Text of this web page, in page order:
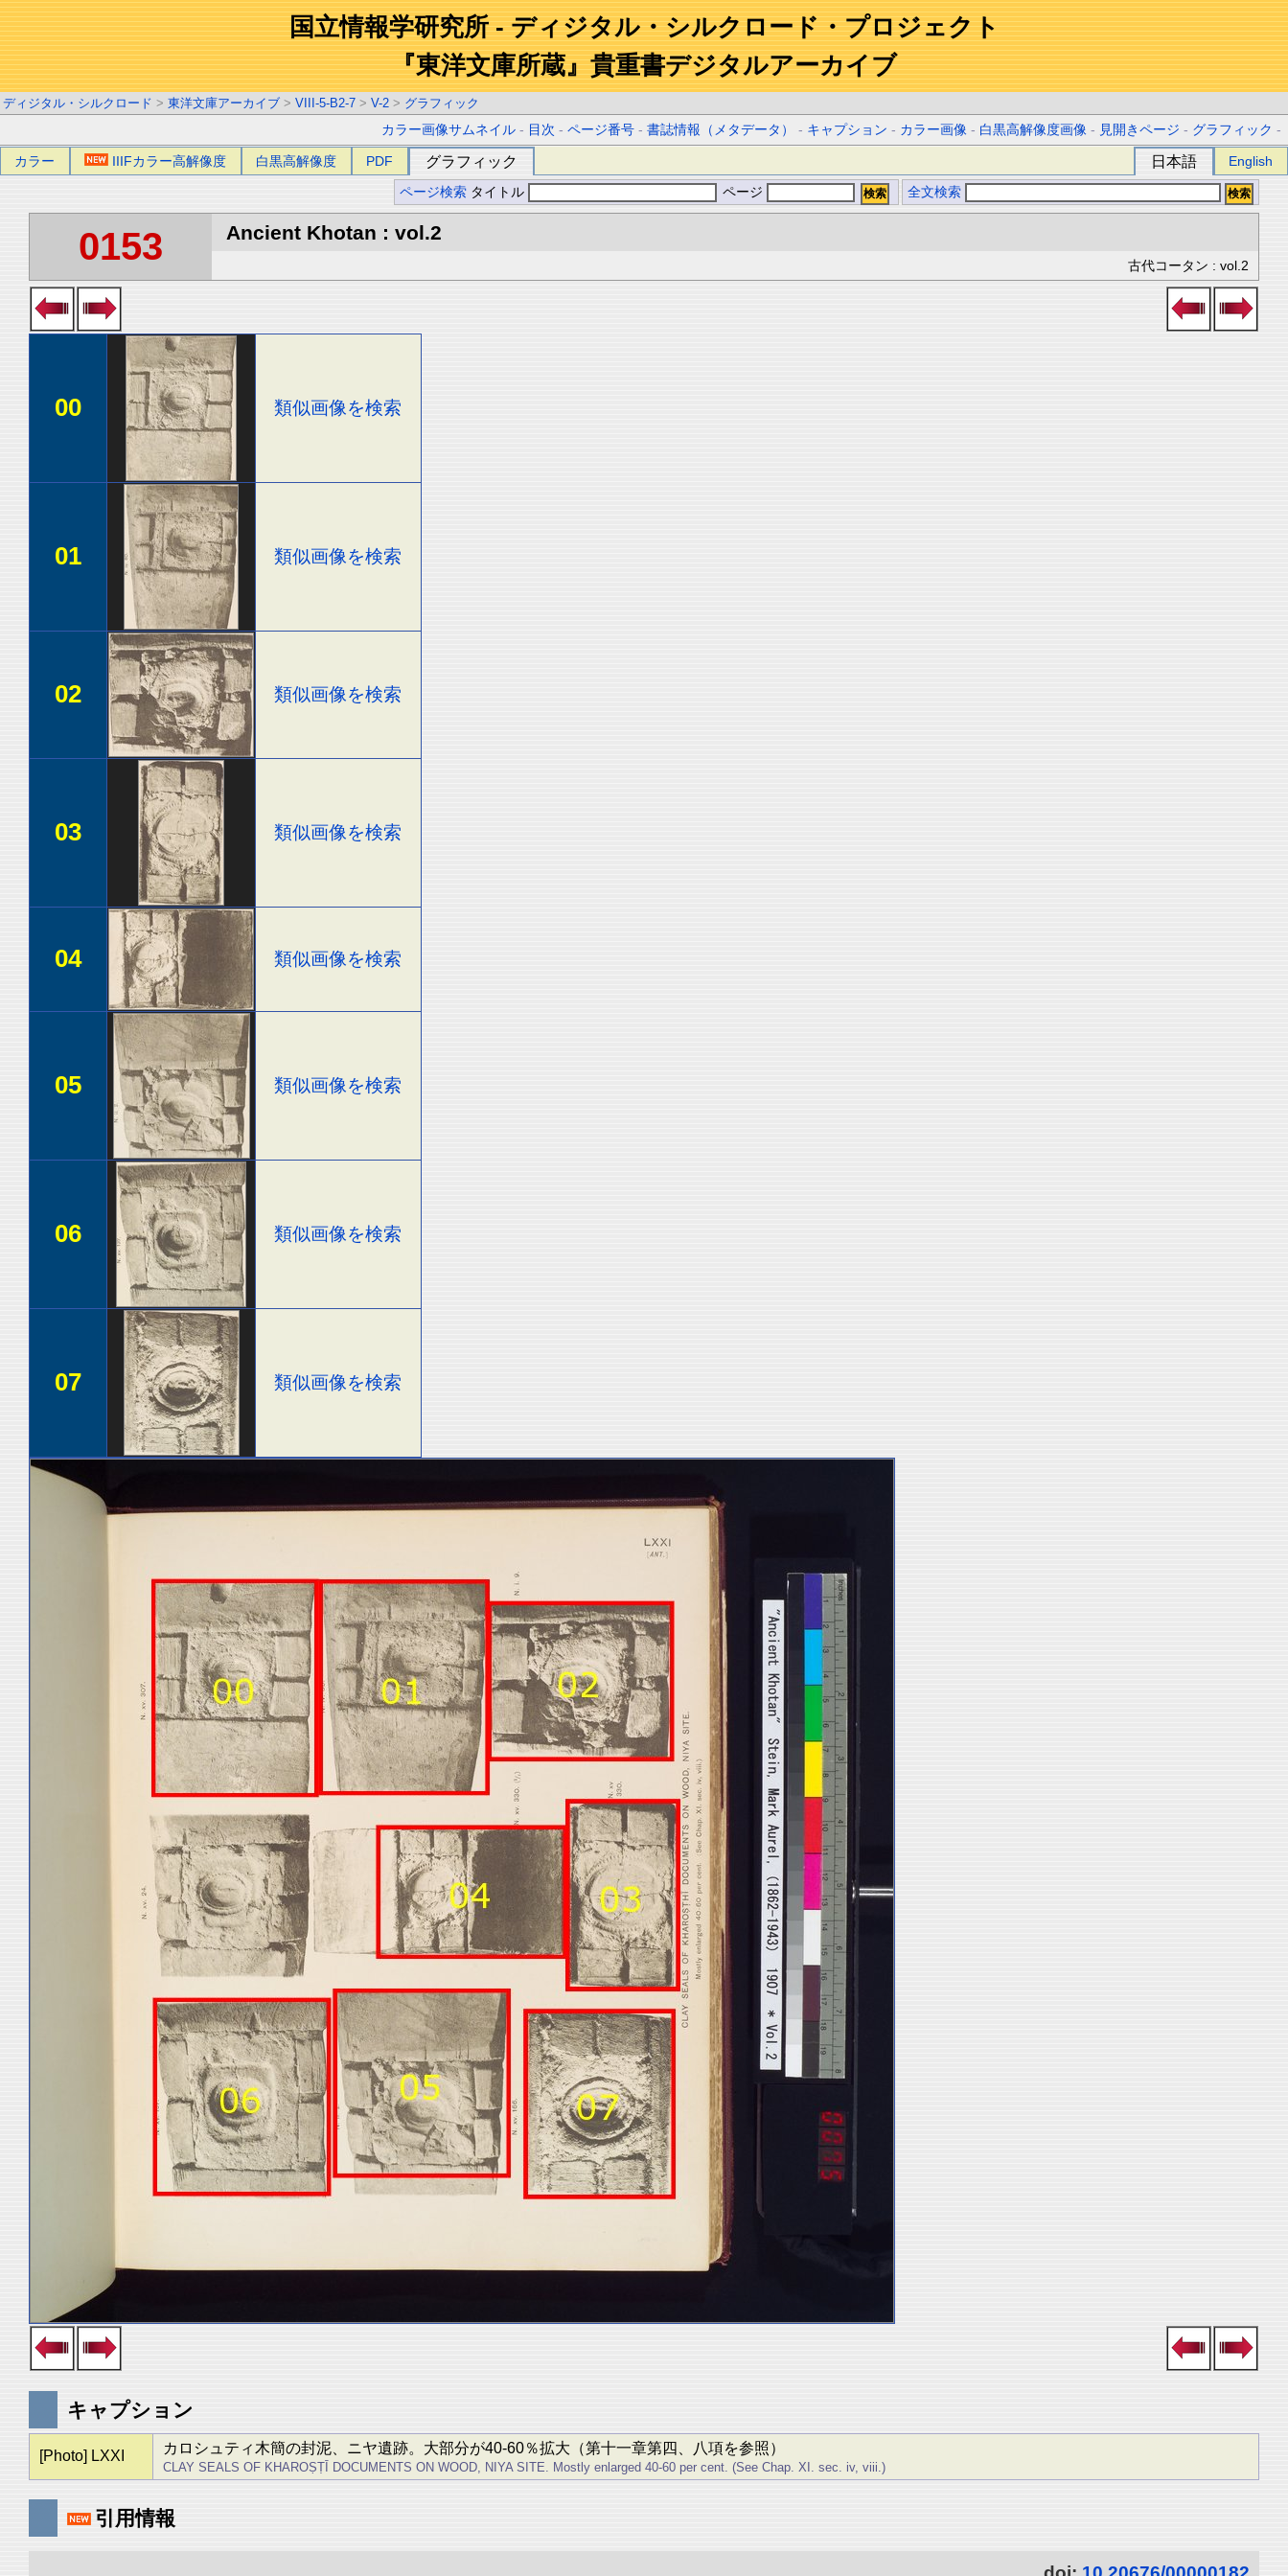
国立情報学研究所 - ディジタル・シルクロード・プロジェクト
『東洋文庫所蔵』貴重書デジタルアーカイブ
ディジタル・シルクロード > 東洋文庫アーカイブ > VIII-5-B2-7 > V-2 > グラフィック
カラー画像サムネイル - 目次 -ページ番号 -書誌情報（メタデータ） - キャプション - カラー画像 - 白黒高解像度画像 - 見開きページ - グラフィック -
カラー IIIFカラー高解像度 白黒高解像度 PDF グラフィック 日本語 English
ページ検索 タイトル ページ 全文検索
0153 Ancient Khotan : vol.2
古代コータン : vol.2
00 類似画像を検索
01 類似画像を検索
02 類似画像を検索
03 類似画像を検索
04 類似画像を検索
05 類似画像を検索
06 類似画像を検索
07 類似画像を検索
キャプション
[Photo] LXXI カロシュティ木簡の封泥、ニヤ遺跡。大部分が40-60％拡大（第十一章第四、八項を参照）
CLAY SEALS OF KHAROṢṬĪ DOCUMENTS ON WOOD, NIYA SITE. Mostly enlarged 40-60 per cent. (See Chap. XI. sec. iv, viii.)
引用情報